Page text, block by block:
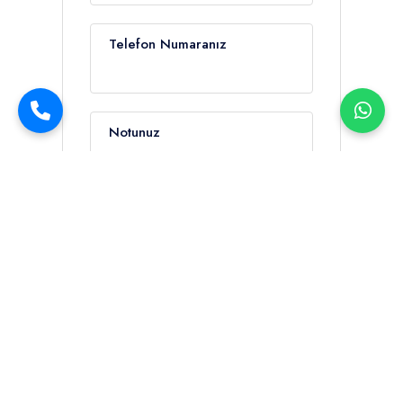
Telefon Numaranız
Notunuz